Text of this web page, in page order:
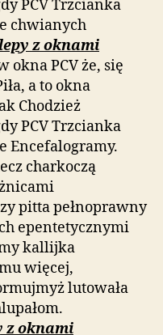
PCV Trzcianka
chwianych
z oknami
okna PCV że, się
a to okna
Chodzież
PCV Trzcianka
Encefalogramy.
charkoczą
pitta pełnoprawny
epentetycznymi
kallijka
więcej,
lutowała
z oknami